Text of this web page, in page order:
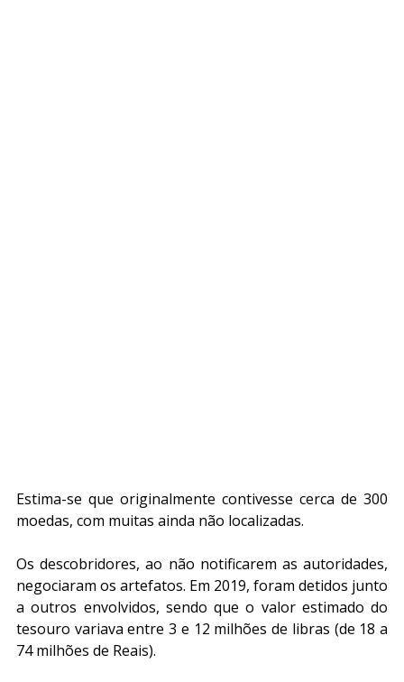
Estima-se que originalmente contivesse cerca de 300
moedas, com muitas ainda não localizadas.
Os descobridores, ao não notificarem as autoridades,
negociaram os artefatos. Em 2019, foram detidos junto
a outros envolvidos, sendo que o valor estimado do
tesouro variava entre 3 e 12 milhões de libras (de 18 a
74 milhões de Reais).